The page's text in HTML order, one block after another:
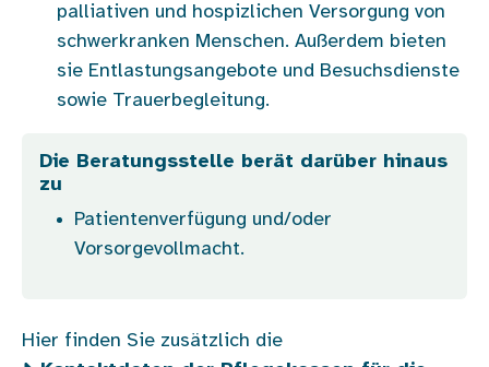
palliativen und hospizlichen Versorgung von
schwerkranken Menschen. Außerdem bieten
sie Entlastungsangebote und Besuchsdienste
sowie Trauerbegleitung.
Die Beratungsstelle berät darüber hinaus
zu
Patientenverfügung und/oder
Vorsorgevollmacht.
Hier finden Sie zusätzlich die